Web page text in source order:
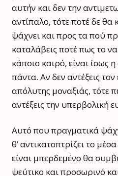
αυτήν και δεν την
αντίπαλο, τότε ποτέ δε θα
ψάχνει και προς τα πού
καταλάβεις ποτέ πως το
κάποιο καιρό, είναι ίσως
πάντα. Αν δεν αντέξεις
απόλυτης μοναξιάς, τότε
αντέξεις την υπερβολική
Αυτό που πραγματικά
θ’αντικατοπτρίζει το
είναι μπερδεμένο θα
ψεύτικο και προσωρινό